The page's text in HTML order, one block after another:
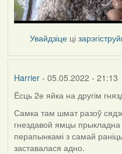
Увайдзіце ці
Harrier- 05.05.2022 - 21:13
Ёсць 2е яйка на другім
Самка там шмат разоў
гнездавой ямцы прыкладна
перапынкамі з самай
заставалася адно.